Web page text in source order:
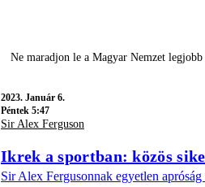
Ne maradjon le a Magyar Nemzet
2023. Január 6.
Péntek 5:47
Sir Alex Ferguson
Ikrek a sportban: közös
Sir Alex Fergusonnak egyetlen